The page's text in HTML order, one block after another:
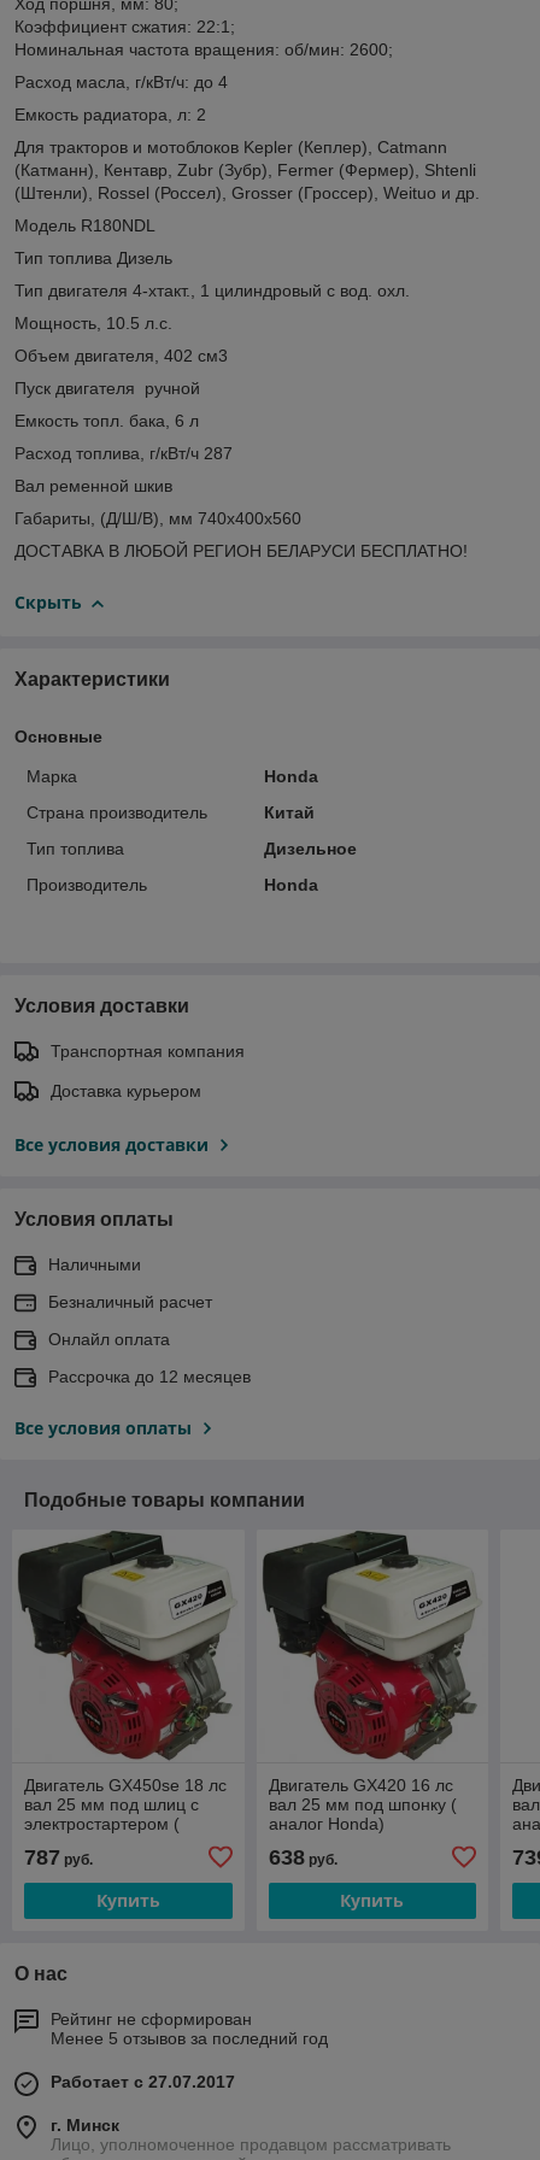
Коэффициент сжатия: 22:1;
Номинальная частота вращения: об/мин: 2600;
Расход масла, г/кВт/ч: до 4
Емкость радиатора, л: 2
Для тракторов и мотоблоков Kepler (Кеплер), Catmann
(Катманн), Кентавр, Zubr (Зубр), Fermer (Фермер), Shtenli
(Штенли), Rossel (Россел), Grosser (Гроссер), Weituo и др.
Модель R180NDL
Тип топлива Дизель
Тип двигателя 4-хтакт., 1 цилиндровый с вод. охл.
Мощность, 10.5 л.с.
Объем двигателя, 402 см3
Пуск двигателя ручной
Емкость топл. бака, 6 л
Расход топлива, г/кВт/ч 287
Вал ременной шкив
Габариты, (Д/Ш/В), мм 740х400х560
ДОСТАВКА В ЛЮБОЙ РЕГИОН БЕЛАРУСИ БЕСПЛАТНО!
Скрыть
Характеристики
Основные
Марка
Honda
Страна производитель
Китай
Тип топлива
Дизельное
Производитель
Honda
Условия доставки
Транспортная компания
Доставка курьером
Все условия доставки
Условия оплаты
Наличными
Безналичный расчет
Онлайл оплата
Рассрочка до 12 месяцев
Все условия оплаты
Подобные товары компании
Двигатель GX450se 18 лс
вал 25 мм под шлиц с
электростартером (
787 руб.
Купить
Двигатель GX420 16 лс
вал 25 мм под шпонку (
аналог Honda)
638руб.
Купить
О нас
Рейтинг не сформирован
Менее 5 отзывов за последний год
Работает с 27.07.2017
г. Минск
Лицо, уполномоченное продавцом рассматривать